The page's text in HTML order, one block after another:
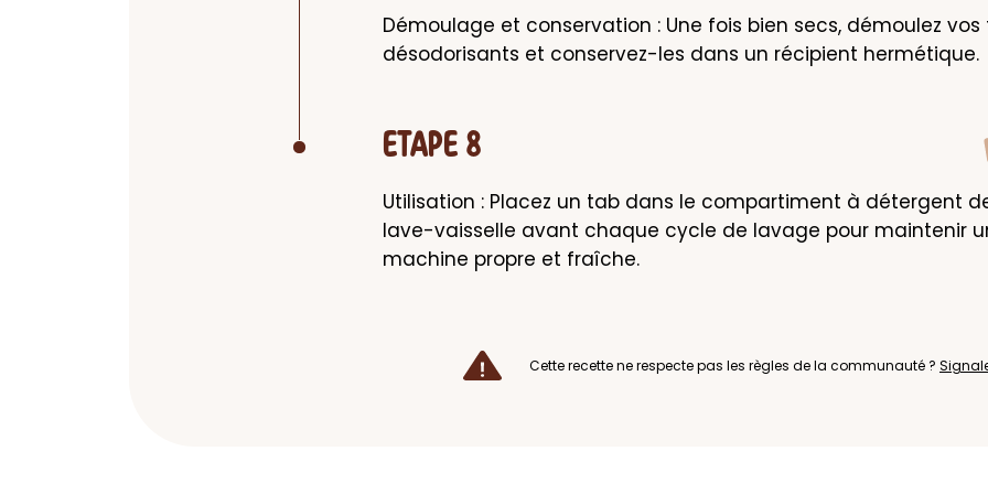
Démoulage et conservation : Une fois bien secs, démoulez vos
désodorisants et conservez-les dans un récipient hermétique.
ETAPE 8
Utilisation : Placez un tab dans le compartiment à détergent
lave-vaisselle avant chaque cycle de lavage pour maintenir
machine propre et fraîche.
Cette recette ne respecte pas les règles de la communauté ?